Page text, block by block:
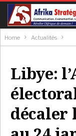
Home Actualités
Libye:
décaler